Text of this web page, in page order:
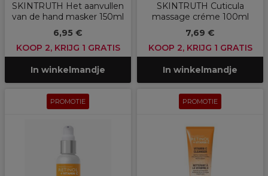
SKINTRUTH Het aanvullen
van de hand masker 150ml
6,95 €
KOOP 2, KRIJG 1 GRATIS
In winkelmandje
SKINTRUTH Cuticula
massage créme 100ml
7,69 €
KOOP 2, KRIJG 1 GRATIS
In winkelmandje
PROMOTIE PROMOTIE